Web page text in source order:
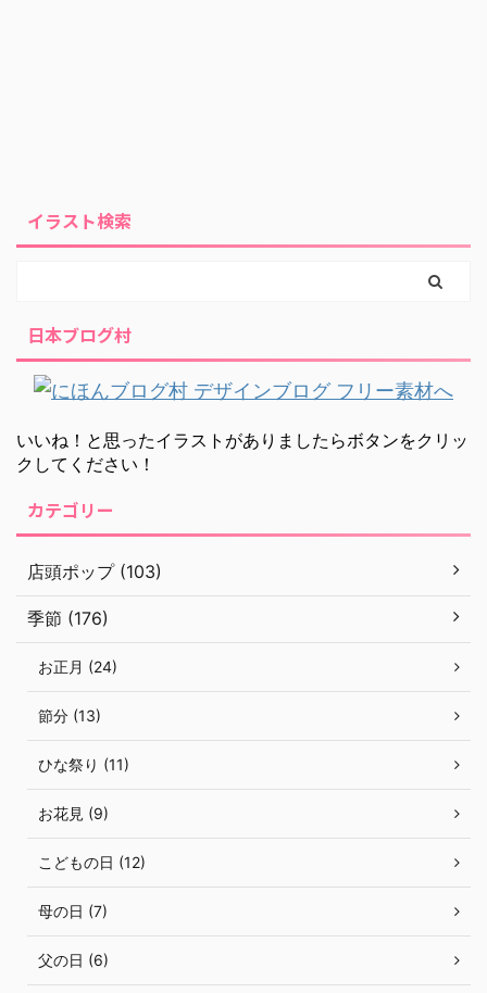
イラスト検索
日本ブログ村
いいね！と思ったイラストがありましたらボタンをクリッ
クしてください！
カテゴリー
店頭ポップ (103)
季節 (176)
お正月 (24)
節分 (13)
ひな祭り (11)
お花見 (9)
こどもの日 (12)
母の日 (7)
父の日 (6)